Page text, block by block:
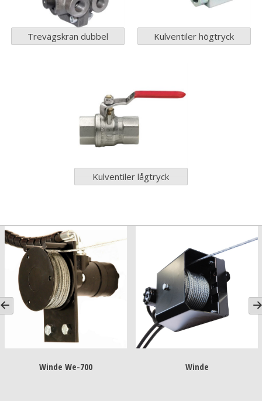
Trevägskran dubbel Kulventiler högtryck
Kulventiler lågtryck
Winde We-700 Winde